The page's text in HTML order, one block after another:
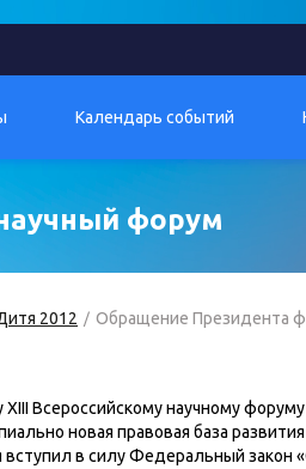
Календарь событий
форум
2012 Обращение Президента
Всероссийскому научному
новая правовая база развития
вступил в силу Федеральный закон